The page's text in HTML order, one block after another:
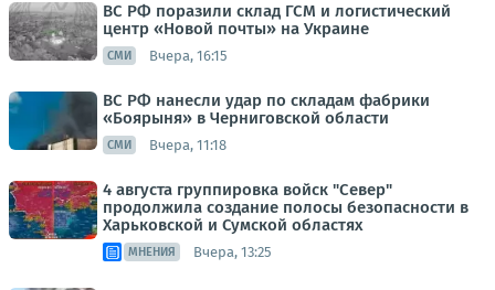
ВС РФ поразили склад ГСМ и логистический
центр «Новой почты» на Украине
СМИ Вчера, 16:15
ВС РФ нанесли удар по складам фабрики
«Боярыня» в Черниговской области
СМИ Вчера, 11:18
4 августа группировка войск "Север"
продолжила создание полосы безопасности в
Харьковской и Сумской областях
МНЕНИЯ Вчера, 13:25